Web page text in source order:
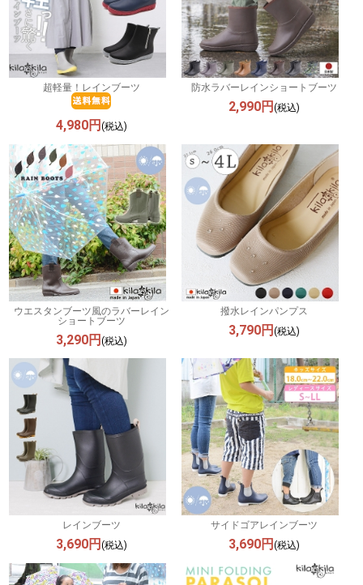
超軽量！レインブーツ
4,980円(税込)
防水ラバーレインショートブーツ
2,990円 (税込)
ウエスタンブーツ風のラバーレイン
ショートブーツ
3,290円(税込)
撥水レインパンプス
3,790円 (税込)
レインブーツ
3,690円(税込)
サイドゴアレインブーツ
3,690円 (税込)